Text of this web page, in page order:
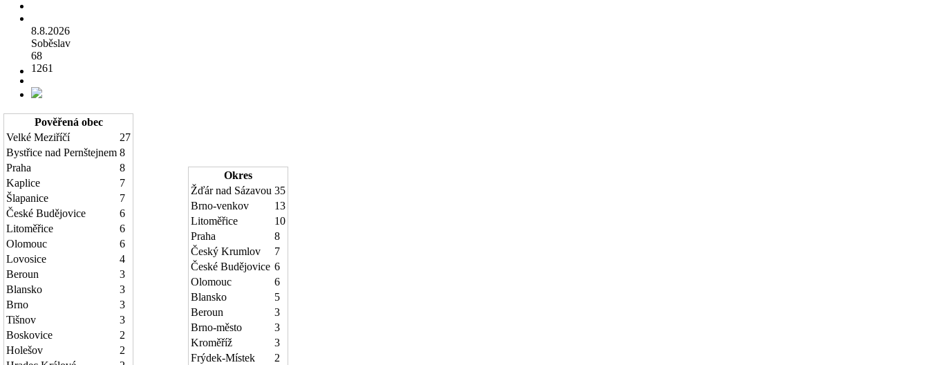
8.8.2026
Soběslav
68
1261
Pověřená obec
Velké Meziříčí
27
Bystřice nad Pernštejnem 8
Praha
8
Kaplice
7
Šlapanice
7
České Budějovice
6
Litoměřice
6
Olomouc
6
Lovosice
4
Beroun
3
Blansko
3
Brno
3
Tišnov
3
Boskovice
2
Holešov
2
Okres
Žďár nad Sázavou 35
Brno-venkov
13
Litoměřice
10
Praha
8
Český Krumlov
7
České Budějovice 6
Olomouc
6
Blansko
5
Beroun
3
Brno-město
3
Kroměříž
3
Frýdek-Místek
2